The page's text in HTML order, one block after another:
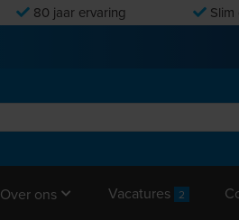
80 jaar ervaring
Over ons Vacatures 2